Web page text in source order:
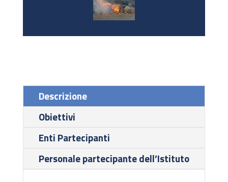
Descrizione
Obiettivi
Enti Partecipanti
Personale partecipante dell’Istituto